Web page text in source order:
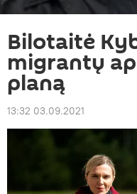
Bilotaitė
migrantų
planą
13:32 03.09.2021